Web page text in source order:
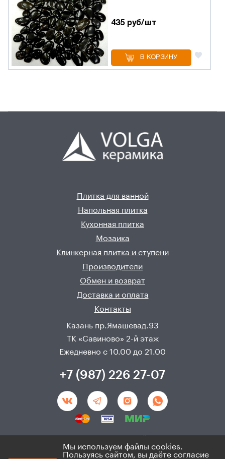
435 руб/шт
В КОРЗИНУ
Плитка для ванной
Напольная плитка
Кухонная плитка
Мозаика
Клинкерная плитка и ступени
Производители
Обмен и возврат
Доставка и оплата
Контакты
Казань пр.Ямашевад.93
ТК «Савиново» 2-й этаж
Ежедневно с 10.00 до 21.00
+7 (987) 226 27-07
Мы используем файлы cookies.
Пользуясь сайтом, вы даёте согласие